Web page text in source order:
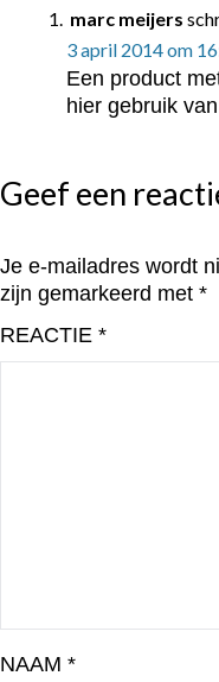
marc meijers
3 april 2014 om
Een product
hier gebruik
Geef een
Je e-mailadres wordt
zijn gemarkeerd met *
REACTIE *
NAAM *